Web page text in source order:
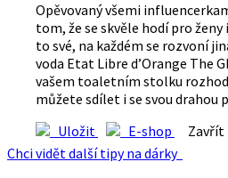
Opěvovaný všemi
tom, že se skvěle hodí pro ženy
to své, na každém se rozvoní
voda Etat Libre d’Orange The
vašem toaletním stolku
můžete sdílet i se svou drahou
Uložit
E-shop
Zavřít
Chci vidět další tipy na dárky